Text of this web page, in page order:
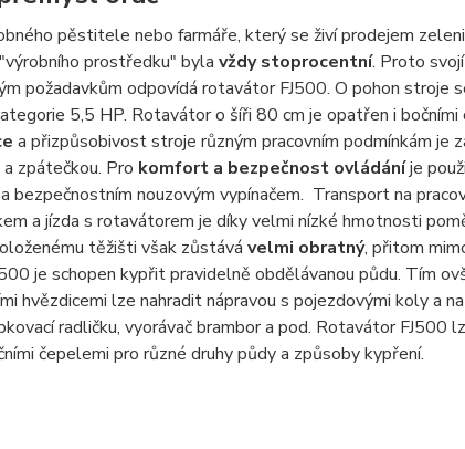
pěstitele nebo farmáře, který se živí prodejem
prostředku" byla vždy stoprocentní. Proto
požadavkům odpovídá rotavátor FJ500. O pohon stroje
5,5 HP. Rotavátor o šíři 80 cm je opatřen i bočními
a přizpůsobivost stroje různým pracovním podmínkám je
zpátečkou. Pro komfort a bezpečnost ovládáníje
bezpečnostním nouzovým vypínačem. Transport na
a jízda s rotavátorem je díky velmi nízké hmotnosti
těžišti však zůstává velmi obratný, přitom
je schopen kypřit pravidelně obdělávanou půdu. Tím
hvězdicemi lze nahradit nápravou s pojezdovými koly a
radličku, vyorávač brambor a pod. Rotavátor FJ500
čepelemi pro různé druhy půdy a způsoby